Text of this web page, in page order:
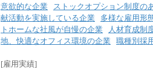
意欲的な企業
ストックオプション制度の
献活動を実施している企業
多様な雇用形
トホームな社風が自慢の企業
人材育成制
地、快適なオフィス環境の企業 職種別採
[雇用実績]